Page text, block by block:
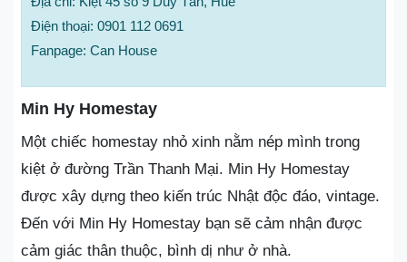
Điện thoại: 0901 112 0691
Fanpage: Can House
Min Hy Homestay
Một chiếc homestay nhỏ xinh nằm nép mình trong
kiệt ở đường Trần Thanh Mại. Min Hy Homestay
được xây dựng theo kiến trúc Nhật độc đáo, vintage.
Đến với Min Hy Homestay bạn sẽ cảm nhận được
cảm giác thân thuộc, bình dị như ở nhà.